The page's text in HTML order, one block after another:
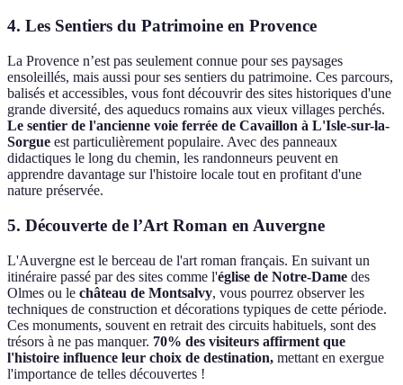
4. Les Sentiers du Patrimoine en Provence
La Provence n’est pas seulement connue pour ses paysages
ensoleillés, mais aussi pour ses sentiers du patrimoine. Ces parcours,
balisés et accessibles, vous font découvrir des sites historiques d'une
grande diversité, des aqueducs romains aux vieux villages perchés.
Le sentier de l'ancienne voie ferrée de Cavaillon à L'Isle-sur-la-
Sorgue est particulièrement populaire. Avec des panneaux
didactiques le long du chemin, les randonneurs peuvent en
apprendre davantage sur l'histoire locale tout en profitant d'une
nature préservée.
5. Découverte de l’Art Roman en Auvergne
L'Auvergne est le berceau de l'art roman français. En suivant un
itinéraire passé par des sites comme l'église de Notre-Dame des
Olmes ou le château de Montsalvy, vous pourrez observer les
techniques de construction et décorations typiques de cette période.
Ces monuments, souvent en retrait des circuits habituels, sont des
trésors à ne pas manquer. 70% des visiteurs affirment que
l'histoire influence leur choix de destination, mettant en exergue
l'importance de telles découvertes !